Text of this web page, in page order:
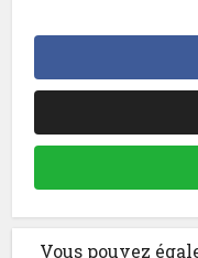
Vous pouvez